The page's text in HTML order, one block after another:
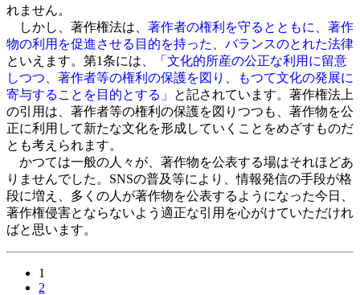
れません。
しかし、著作権法は、 著作者の権利を守るとともに、著作
物の利用を促進させる目的を持った、バランスのとれた法律
といえます。第1条には、
「文化的所産の公正な利用に留意
しつつ、著作者等の権利の保護を図り、もつて文化の発展に
寄与することを目的とする」
と記されています。著作権法上
の引用は、著作者等の権利の保護を図りつつも、著作物を公
正に利用して新たな文化を形成していくことをめざすものだ
とも考えられます。
かつては一般の人々が、著作物を公表する場はそれほどあ
りませんでした。SNSの普及等により、情報発信の手段が格
段に増え、多くの人が著作物を公表するようになった今日、
著作権侵害とならないよう適正な引用を心がけていただけれ
ばと思います。
1
2